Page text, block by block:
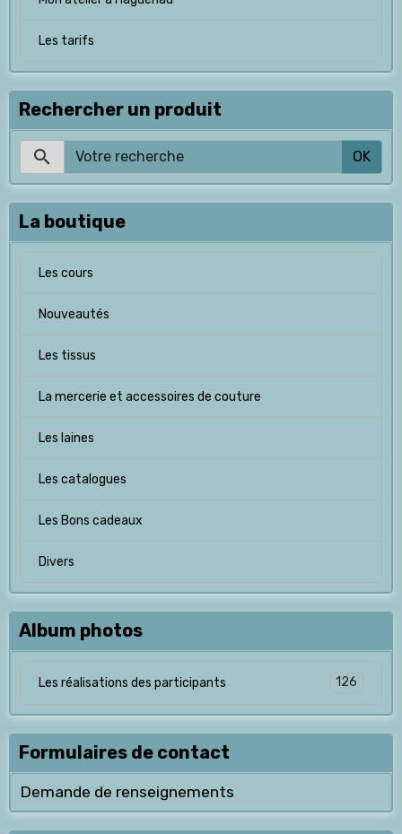
Les tarifs
Rechercher un produit
OK
La boutique
Les cours
Nouveautés
Les tissus
La mercerie et accessoires de couture
Les laines
Les catalogues
Les Bons cadeaux
Divers
Album photos
Les réalisations des participants 126
Formulaires de contact
Demande de renseignements